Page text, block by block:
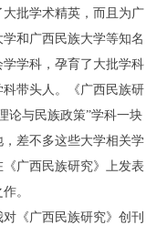
批学术精英，而且为广
和广西民族大学等知名
学学科， 孕育了大批学科
带头人。
《广西民族研
论与民族政策”学科一块
，差不多这些大学相关学
广西民族研究》
上 发表
。
对《广西民族研究》创 刊